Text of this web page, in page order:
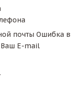
почты Ошибка в
Ваш E-mail